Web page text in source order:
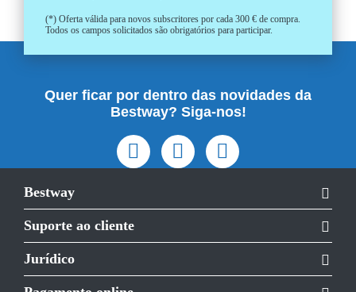
(*) Oferta válida para novos subscritores por cada 300 € de compra.
Todos os campos solicitados são obrigatórios para participar.
Quer ficar por dentro das novidades da
Bestway? Siga-nos!
Bestway
Suporte ao cliente
Jurídico